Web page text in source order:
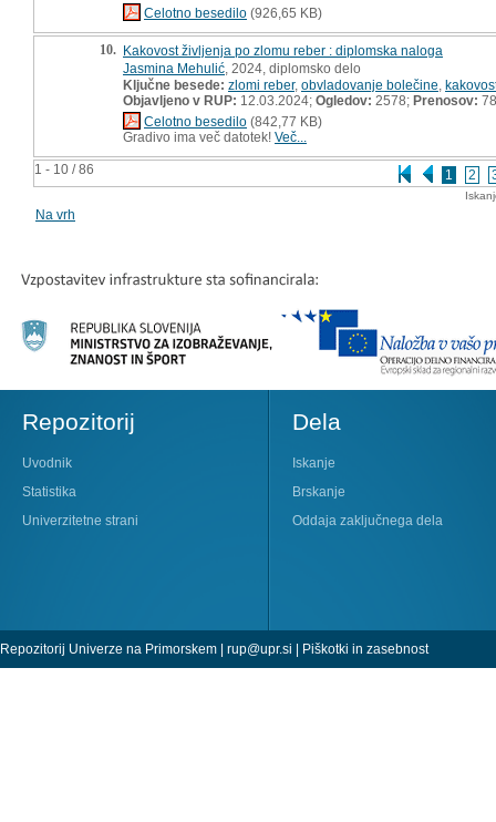
1 - 10 / 86 1 2
Celotno besedilo (926,65 KB)
10. Kakovost življenja po zlomu reber : diplomska naloga
Jasmina Mehulić , 2024, diplomsko delo
Ključne besede: zlomi reber, obvladovanje bolečine
Objavljeno v RUP: 12.03.2024; Ogledov: 2578; Prenosov: 78
Celotno besedilo (842,77 KB)
Gradivo ima več datotek! Več...
Na vrh
Repozitorij
Uvodnik
Statistika
Univerzitetne strani
Dela
Iskanje
Brskanje
Oddaja zaključnega dela
Repozitorij Univerze na Primorskem | rup@upr.si | Piškotki in zasebnost